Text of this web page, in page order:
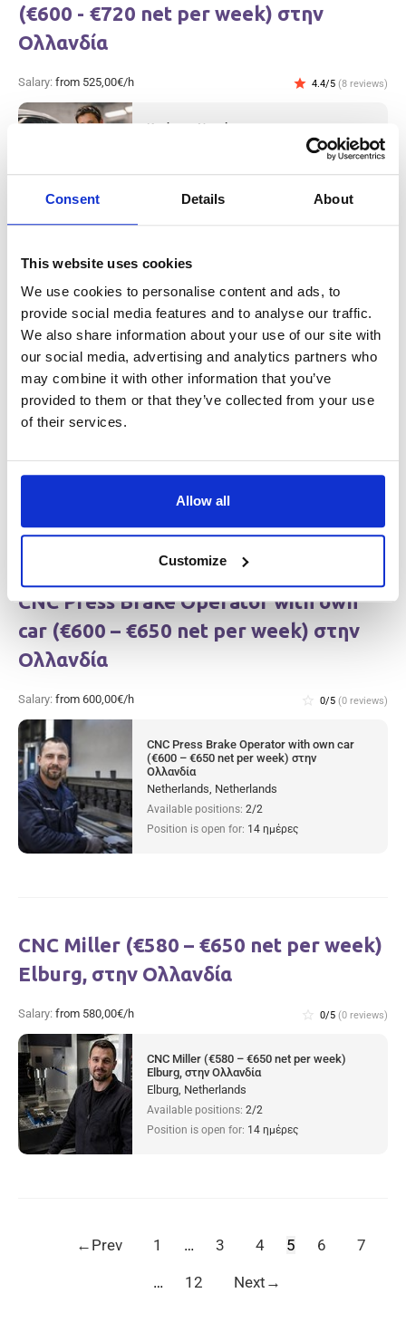
Consent Details About
This website uses cookies
We use cookies to personalise content and ads, to
provide social media features and to analyse our traffic.
We also share information about your use of our site with
our social media, advertising and analytics partners who
may combine it with other information that you’ve
provided to them or that they’ve collected from your use
of their services.
Allow all
Customize
(€600 - €720 net per week) στην
Ολλανδία
Salary: from 525,00€/h star 4.4/5 (8 reviews)
Kuehne + Nagel
Car Painter (€600 - €750 net per week)
στην Ολλανδία
star_border
CNC Press Brake Operator with own
car (€600 – €650 net per week) στην
Ολλανδία
Salary: from 600,00€/h star_border 0/5 (0 reviews)
CNC Press Brake Operator with own car
(€600 – €650 net per week) στην
Ολλανδία
Netherlands, Netherlands
Available positions: 2/2
Position is open for: 14 ημέρες
CNC Miller (€580 – €650 net per week)
Elburg, στην Ολλανδία
Salary: from 580,00€/h star_border 0/5 (0 reviews)
CNC Miller (€580 – €650 net per week)
Elburg, στην Ολλανδία
Elburg, Netherlands
Available positions: 2/2
Position is open for: 14 ημέρες
← Prev 1 … 3 4 5 6 7
… 12 Next →